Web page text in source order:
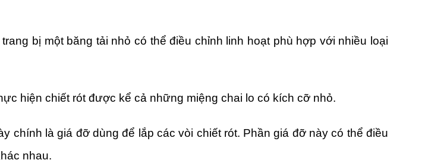
bị một băng tải nhỏ có thể điều chỉnh linh hoạt phù hợp với nhiều loại
hiện chiết rót được kể cả những miệng chai lo có kích cỡ nhỏ.
chính là giá đỡ dùng để lắp các vòi chiết rót. Phần giá đỡ này có thể điều
nhau.